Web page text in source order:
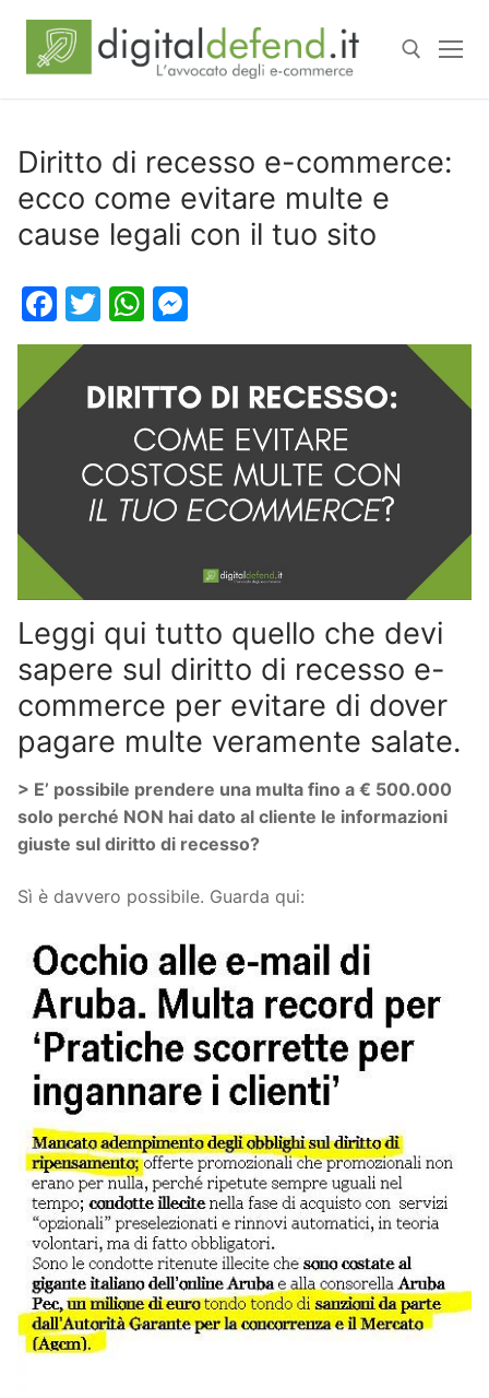
Diritto di recesso e-commerce:
ecco come evitare multe e
cause legali con il tuo sito
Facebook
TwitterWhatsApp
Leggi qui tutto quello che devi
sapere sul diritto di recesso e-
commerce per evitare di dover
pagare multe veramente salate.
> E’ possibile prendere una multa fino a € 500.000
solo perché NON hai dato al cliente le informazioni
giuste sul diritto di recesso?
Sì è davvero possibile. Guarda qui: